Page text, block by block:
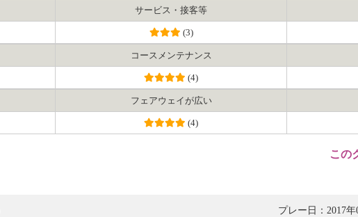
サービス・接客等
(3)
コース メンテナンス
(4)
フェアウェイ が広い
(4)
この
プレー日：2017年